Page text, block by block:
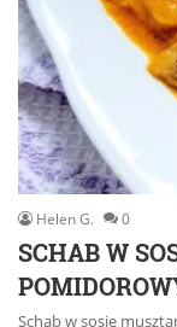
Helen G. 0
SCHAB W
Schab w sosie